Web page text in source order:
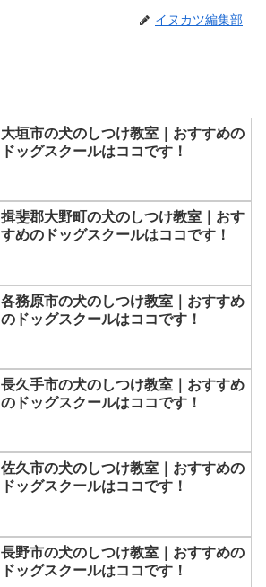
イヌカツ編集部
大垣市の犬のしつけ教室｜おすすめの
ドッグスクールはココです！
揖斐郡大野町の犬のしつけ教室｜おす
すめのドッグスクールはココです！
各務原市の犬のしつけ教室｜おすすめ
のドッグスクールはココです！
長久手市の犬のしつけ教室｜おすすめ
のドッグスクールはココです！
佐久市の犬のしつけ教室｜おすすめの
ドッグスクールはココです！
長野市の犬のしつけ教室｜おすすめの
ドッグスクールはココです！